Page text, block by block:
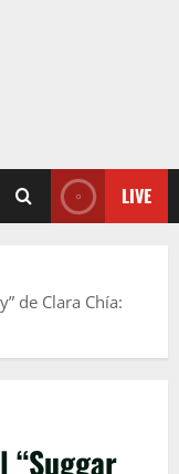
LIVE
de Clara Chía:
“Suggar